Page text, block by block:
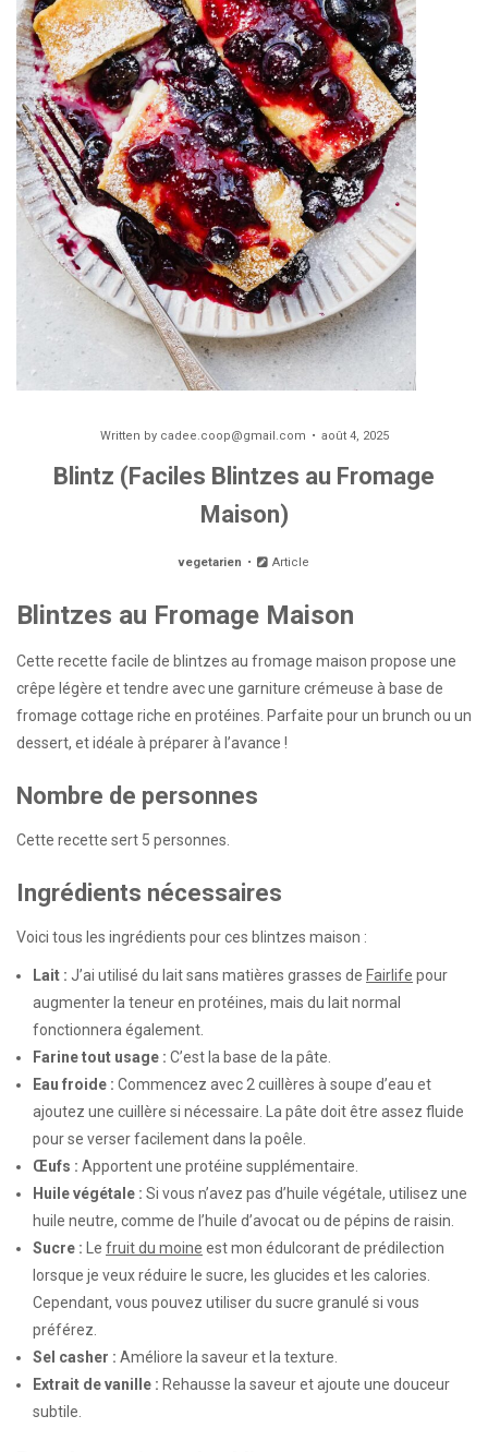
Written by cadee.coop@gmail.com août 4, 2025
Blintz (Faciles Blintzes au Fromage
Maison)
vegetarien Article
Blintzes au Fromage Maison
Cette recette facile de blintzes au fromage maison propose une
crêpe légère et tendre avec une garniture crémeuse à base de
fromage cottage riche en protéines. Parfaite pour un brunch ou un
dessert, et idéale à préparer à l’avance !
Nombre de personnes
Cette recette sert 5 personnes.
Ingrédients nécessaires
Voici tous les ingrédients pour ces blintzes maison :
Lait : J’ai utilisé du lait sans matières grasses de Fairlife pour
augmenter la teneur en protéines, mais du lait normal
fonctionnera également.
Farine tout usage : C’est la base de la pâte.
Eau froide : Commencez avec 2 cuillères à soupe d’eau et
ajoutez une cuillère si nécessaire. La pâte doit être assez fluide
pour se verser facilement dans la poêle.
Œufs : Apportent une protéine supplémentaire.
Huile végétale : Si vous n’avez pas d’huile végétale, utilisez une
huile neutre, comme de l’huile d’avocat ou de pépins de raisin.
Sucre : Le fruit du moine est mon édulcorant de prédilection
lorsque je veux réduire le sucre, les glucides et les calories.
Cependant, vous pouvez utiliser du sucre granulé si vous
préférez.
Sel casher : Améliore la saveur et la texture.
Extrait de vanille : Rehausse la saveur et ajoute une douceur
subtile.